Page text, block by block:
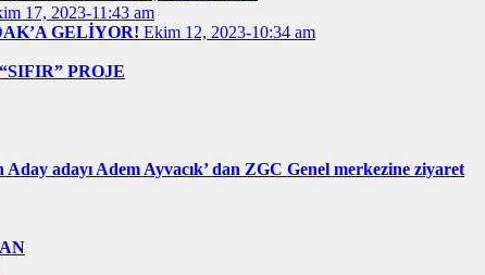
17, 2023-11:43 am
GELİYOR! Ekim 12, 2023-10:34 am
PROJE
adayı Adem Ayvacık’ dan ZGC Genel merkezine ziyaret